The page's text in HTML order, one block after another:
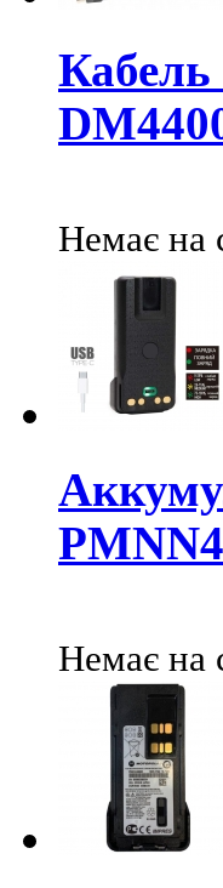
Немає на
Немає на